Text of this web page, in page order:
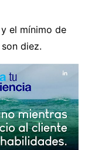
el mínimo de
diez.